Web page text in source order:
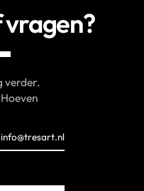
vragen?
verder.
info@tresart.nl